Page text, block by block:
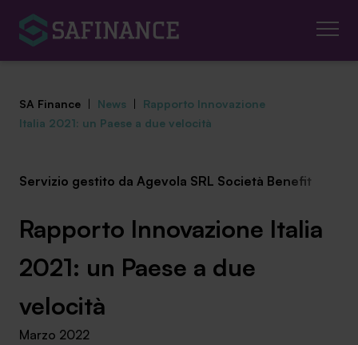
Mediazione Creditizia
Finanza Agevolata
Centro studi
News ed eventi
Chi siamo
SA Finance | News | Rapporto Innovazione
Italia 2021: un Paese a due velocità
Servizio gestito da Agevola SRL Società Benefit
Rapporto Innovazione Italia
2021: un Paese a due
velocità
Marzo 2022